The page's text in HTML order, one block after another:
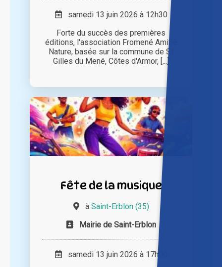
samedi 13 juin 2026 à 12h30
Forte du succès des premières
éditions, l'association Fromené Amitié
Nature, basée sur la commune de St
Gilles du Mené, Côtes d'Armor, [...]
Fête de la musique
à Saint-Erblon (35)
Mairie de Saint-Erblon
samedi 13 juin 2026 à 17h00